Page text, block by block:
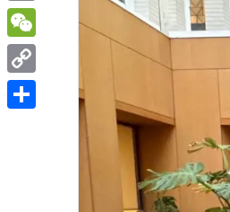
Email
WeChat
Copy
Link